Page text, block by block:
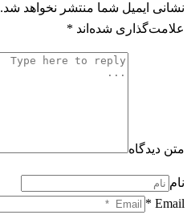
نشانی ایمیل شما منتشر نخواهد شد.
علامت‌گذاری شده‌اند *
متن دیدگاه
نام
Email *